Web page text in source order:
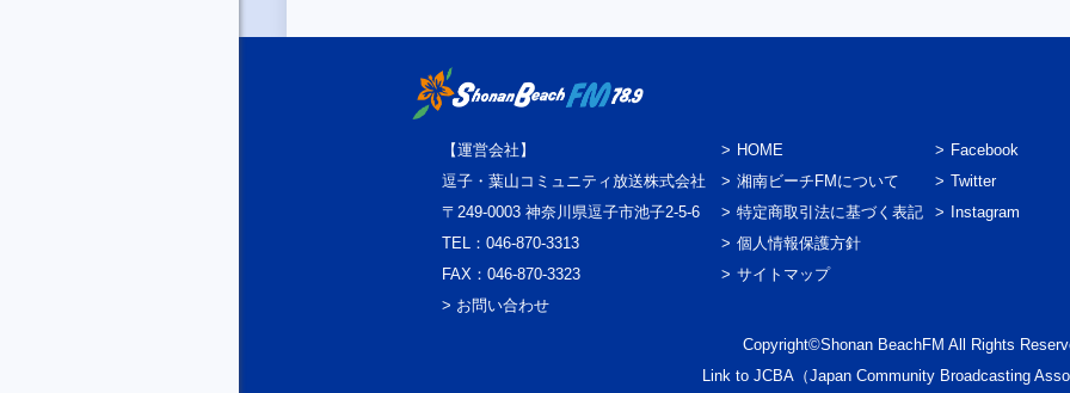
【運営会社】
逗子・葉山コミュニティ放送株式会社
〒249-0003 神奈川県逗子市池子2-5-6
TEL：046-870-3313
FAX：046-870-3323
> お問い合わせ
HOME
湘南ビーチFMについて
特定商取引法に基づく表記
個人情報保護方針
サイトマップ
Facebook
Twitter
Instagram
Copyright©Shonan BeachFM All Rights
Link to JCBA（Japan Community Broadcasting